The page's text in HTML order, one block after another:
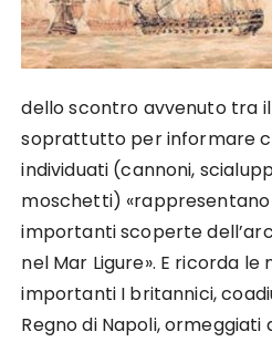
dello scontro avvenuto tra il
soprattutto per informare
individuati (cannoni,
moschetti) «rappresentano
importanti scoperte
nel Mar Ligure». E ricorda le
importanti I britannici,
Regno di Napoli, ormeggiati